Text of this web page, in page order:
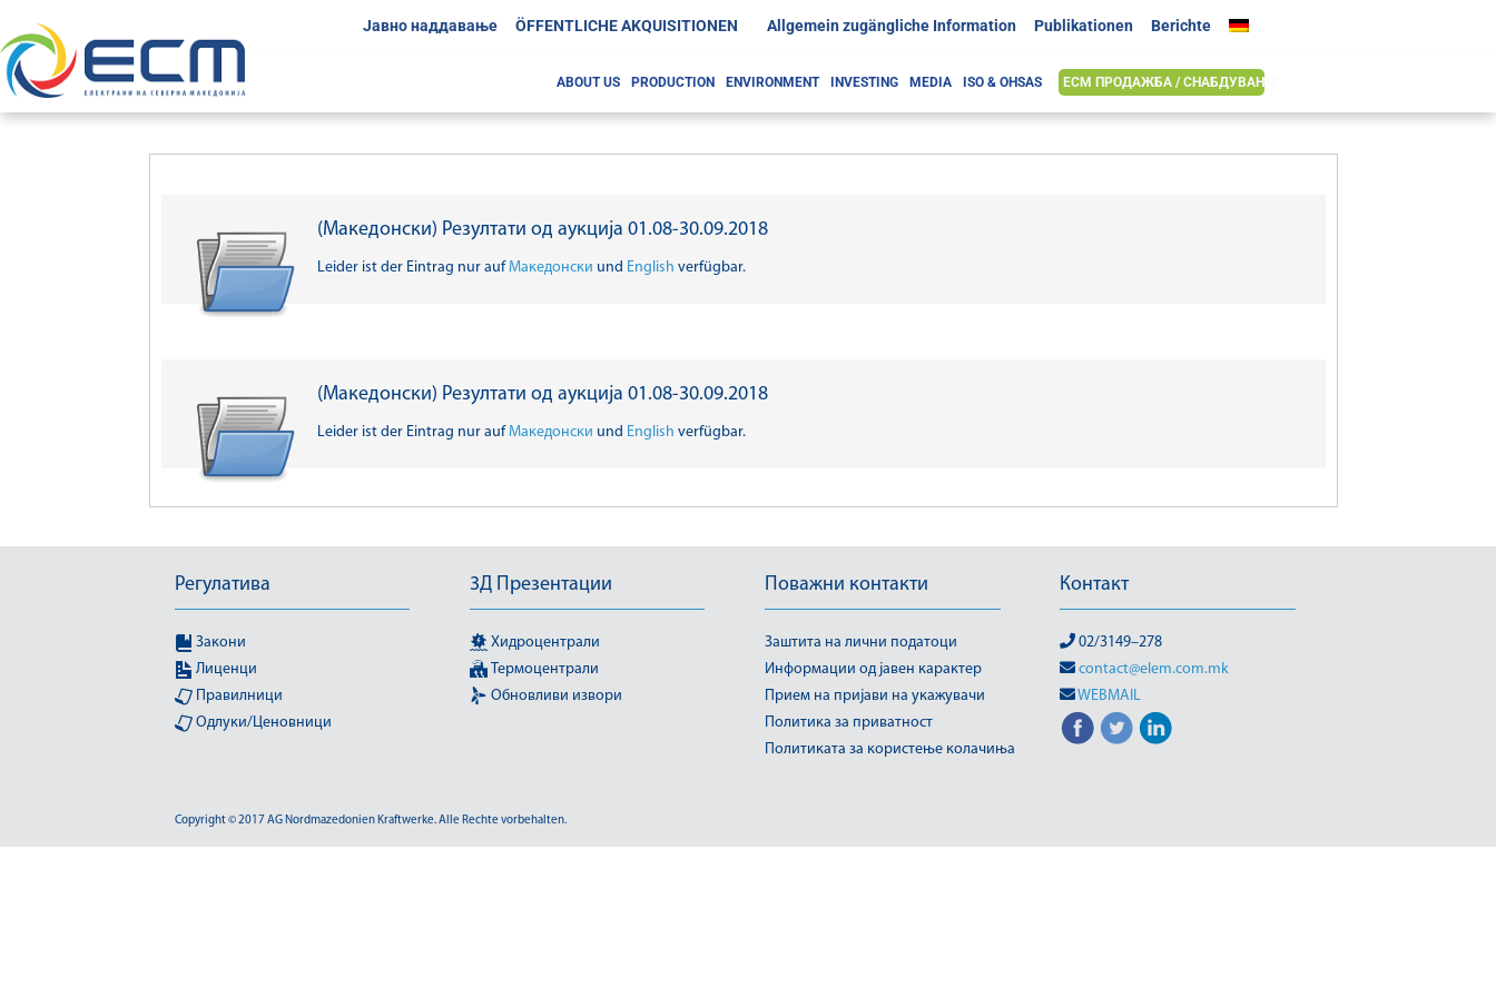
Јавно наддавање ÖFFENTLICHE AKQUISITIONEN Allgemein zugängliche Information Publikationen Berichte
ABOUT US PRODUCTION ENVIRONMENT INVESTING MEDIA ISO & OHSAS ЕСМ ПРОДАЖБА / СНАБДУВАЊЕ
(Македонски) Резултати од аукција 01.08-30.09.2018
Leider ist der Eintrag nur aufМакедонски und English verfügbar.
(Македонски) Резултати од аукција 01.08-30.09.2018
Leider ist der Eintrag nur aufМакедонски und English verfügbar.
Регулатива
Закони
Лиценци
Правилници
Одлуки/Ценовници
3Д Презентации
Хидроцентрали
Термоцентрали
Обновливи извори
Поважни контакти
Заштита на лични податоци
Информации од јавен карактер
Прием на пријави на укажувачи
Политика за приватност
Политиката за користење колачиња
Контакт
02/3149–278
contact@elem.com.mk
WEBMAIL
Copyright © 2017 AG Nordmazedonien Kraftwerke. Alle Rechte vorbehalten.